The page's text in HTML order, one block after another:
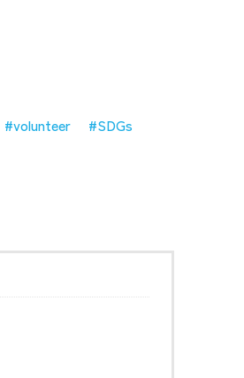
#volunteer
#SDGs